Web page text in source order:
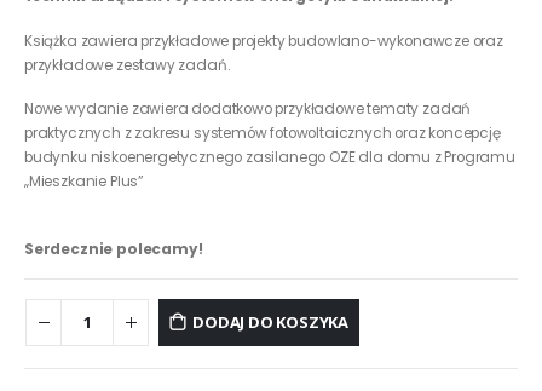
Książka zawiera przykładowe projekty budowlano-wykonawcze oraz
przykładowe zestawy zadań.
Nowe wydanie zawiera dodatkowo przykładowe tematy zadań
praktycznych z zakresu systemów fotowoltaicznych oraz koncepcję
budynku niskoenergetycznego zasilanego OZE dla domu z Programu
„Mieszkanie Plus”
Serdecznie polecamy!
DODAJ DO KOSZYKA